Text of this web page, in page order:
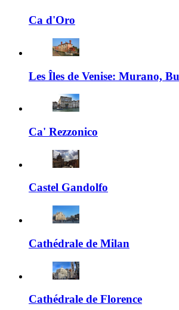
Ca d'Oro
Les Îles de Venise: Murano,
Ca' Rezzonico
Castel Gandolfo
Cathédrale de Milan
Cathédrale de Florence